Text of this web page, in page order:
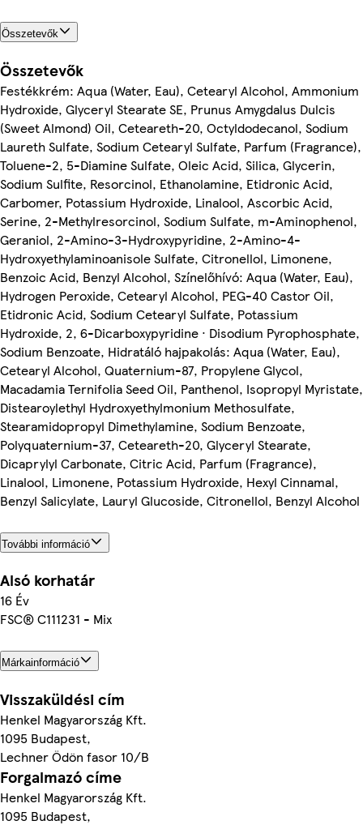
Összetevők
Összetevők
Festékkrém: Aqua (Water, Eau), Cetearyl Alcohol, Ammonium
Hydroxide, Glyceryl Stearate SE, Prunus Amygdalus Dulcis
(Sweet Almond) Oil, Ceteareth-20, Octyldodecanol, Sodium
Laureth Sulfate, Sodium Cetearyl Sulfate, Parfum (Fragrance),
Toluene-2, 5-Diamine Sulfate, Oleic Acid, Silica, Glycerin,
Sodium Sulfite, Resorcinol, Ethanolamine, Etidronic Acid,
Carbomer, Potassium Hydroxide, Linalool, Ascorbic Acid,
Serine, 2-Methylresorcinol, Sodium Sulfate, m-Aminophenol,
Geraniol, 2-Amino-3-Hydroxypyridine, 2-Amino-4-
Hydroxyethylaminoanisole Sulfate, Citronellol, Limonene,
Benzoic Acid, Benzyl Alcohol, Színelőhívó: Aqua (Water, Eau),
Hydrogen Peroxide, Cetearyl Alcohol, PEG-40 Castor Oil,
Etidronic Acid, Sodium Cetearyl Sulfate, Potassium
Hydroxide, 2, 6-Dicarboxypyridine · Disodium Pyrophosphate,
Sodium Benzoate, Hidratáló hajpakolás: Aqua (Water, Eau),
Cetearyl Alcohol, Quaternium-87, Propylene Glycol,
Macadamia Ternifolia Seed Oil, Panthenol, Isopropyl Myristate,
Distearoylethyl Hydroxyethylmonium Methosulfate,
Stearamidopropyl Dimethylamine, Sodium Benzoate,
Polyquaternium-37, Ceteareth-20, Glyceryl Stearate,
Dicaprylyl Carbonate, Citric Acid, Parfum (Fragrance),
Linalool, Limonene, Potassium Hydroxide, Hexyl Cinnamal,
Benzyl Salicylate, Lauryl Glucoside, Citronellol, Benzyl Alcohol
További információ
Alsó korhatár
16 Év
FSC® C111231 - Mix
Márkainformáció
Visszaküldési cím
Henkel Magyarország Kft.
1095 Budapest,
Lechner Ödön fasor 10/B
Forgalmazó címe
Henkel Magyarország Kft.
1095 Budapest,